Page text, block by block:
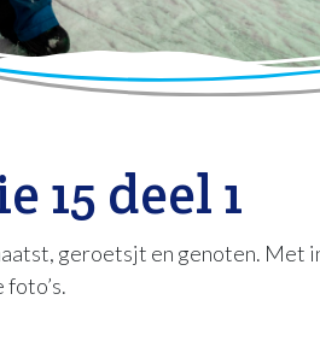
15 deel 1
geroetsjt en genoten. Met
foto’s.